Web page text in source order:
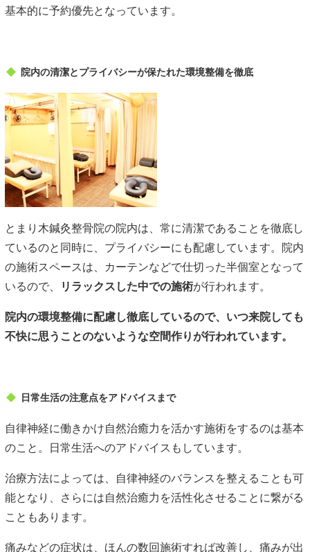
基本的に予約優先となっています。
院内の清潔とプライバシーが保たれた環境整備を徹底
とまり木鍼灸整骨院の院内は、常に清潔であることを徹底し
ているのと同時に、プライバシーにも配慮しています。院内
の施術スペースは、カーテンなどで仕切った半個室となって
いるので、
リラックスした中での施術が行われます。
院内の環境整備に配慮し徹底しているので、いつ来院しても
不快に思うことのないような空間作りが行われています。
日常生活の注意点をアドバイスまで
自律神経に働きかけ自然治癒力を活かす施術をするのは基本
のこと。日常生活へのアドバイスもしています。
治療方法によっては、自律神経のバランスを整えることも可
能となり、さらには自然治癒力を活性化させることに繋がる
こともあります。
痛みなどの症状は、ほんの数回施術すれば改善し、痛みが出